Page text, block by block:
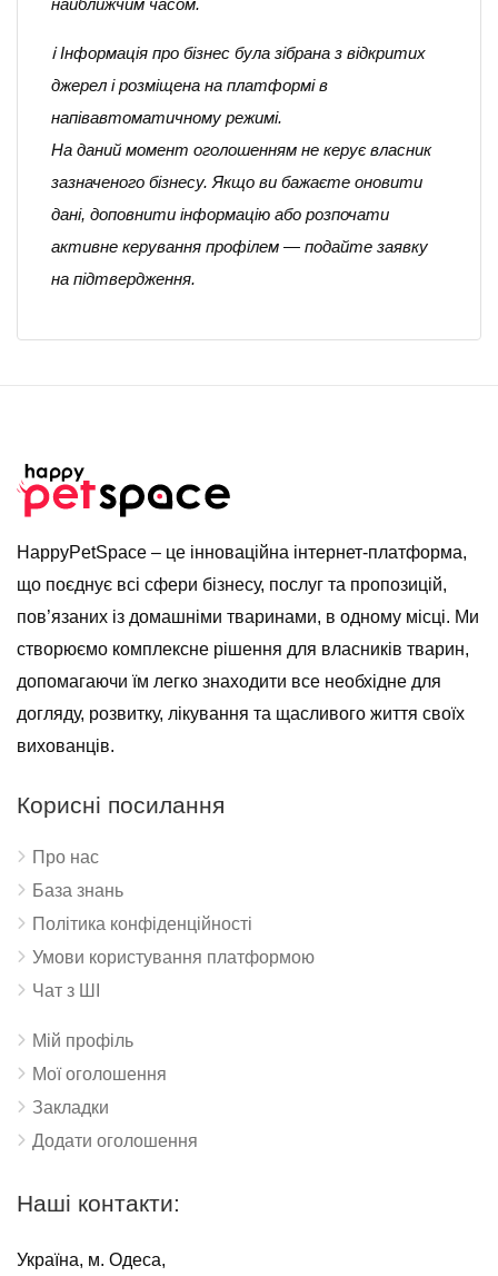
найближчим часом.
ℹ️ Інформація про бізнес була зібрана з відкритих
джерел і розміщена на платформі в
напівавтоматичному режимі.
На даний момент оголошенням не керує власник
зазначеного бізнесу. Якщо ви бажаєте оновити
дані, доповнити інформацію або розпочати
активне керування профілем — подайте заявку
на підтвердження.
HappyPetSpace – це інноваційна інтернет-платформа,
що поєднує всі сфери бізнесу, послуг та пропозицій,
пов’язаних із домашніми тваринами, в одному місці. Ми
створюємо комплексне рішення для власників тварин,
допомагаючи їм легко знаходити все необхідне для
догляду, розвитку, лікування та щасливого життя своїх
вихованців.
Корисні посилання
Про нас
База знань
Політика конфіденційності
Умови користування платформою
Чат з ШІ
Мій профіль
Мої оголошення
Закладки
Додати оголошення
Наші контакти:
Україна, м. Одеса,